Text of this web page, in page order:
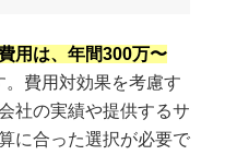
用は、年間300万〜
。費用対効果を考慮す
社の実績や提供するサ
に合った選択が必要で